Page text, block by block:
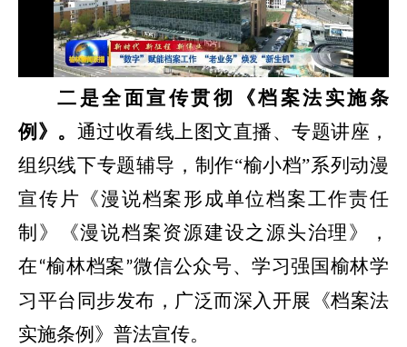
二 是全面宣传贯彻《档案法实施条
例》。 通过收看线上图文直播、专题讲座，
组织线下专题辅导， 制作“榆小档”系列动漫
宣传片《漫说档案形成单位档案工作责任
制》《漫说档案资源建设之源头治理》，
在“榆林档案”微信公众号、学习强国榆林学
习平台 同步发布 ，广泛而深入开展《档案法
实施条例》普法宣传。